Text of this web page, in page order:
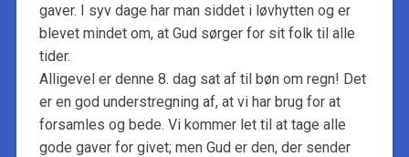
gaver. I syv dage har man siddet i løvhytten og er
blevet mindet om, at Gud sørger for sit folk til alle
tider.
Alligevel er denne 8. dag sat af til bøn om regn! Det
er en god understregning af, at vi har brug for at
forsamles og bede. Vi kommer let til at tage alle
gode gaver for givet; men Gud er den, der sender